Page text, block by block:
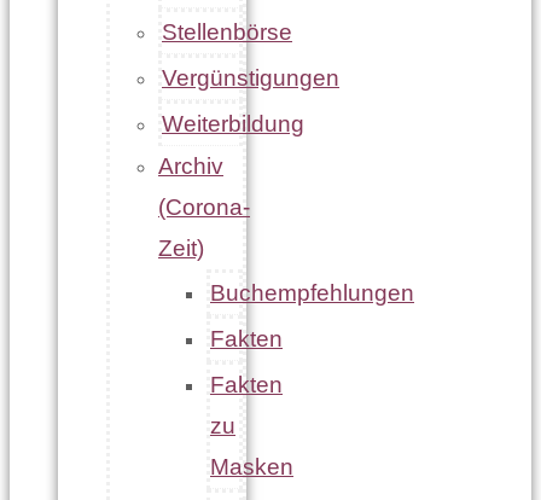
Stellenbörse
Vergünstigungen
Weiterbildung
Archiv
(Corona-
Zeit)
Buchempfehlungen
Fakten
Fakten
zu
Masken